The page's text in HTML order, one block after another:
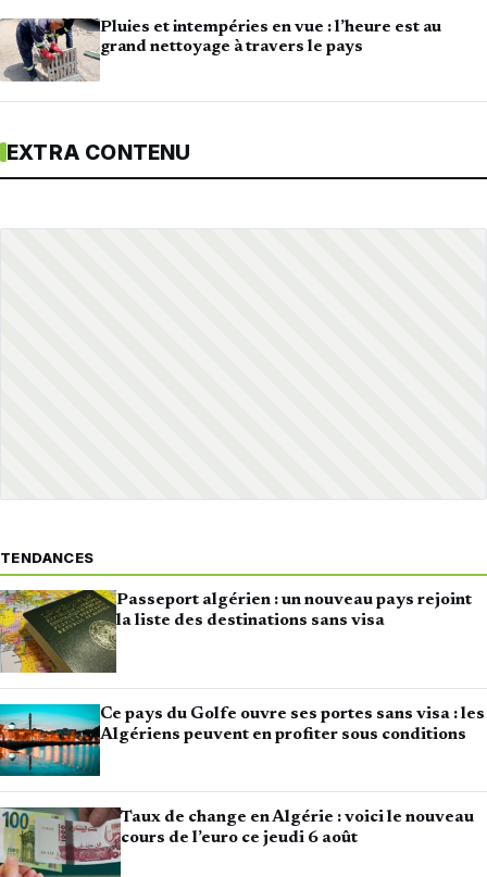
Pluies et intempéries en vue : l’heure est au
grand nettoyage à travers le pays
EXTRA CONTENU
TENDANCES
Passeport algérien : un nouveau pays rejoint
la liste des destinations sans visa
Ce pays du Golfe ouvre ses portes sans visa : les
Algériens peuvent en profiter sous conditions
Taux de change en Algérie : voici le nouveau
cours de l’euro ce jeudi 6 août